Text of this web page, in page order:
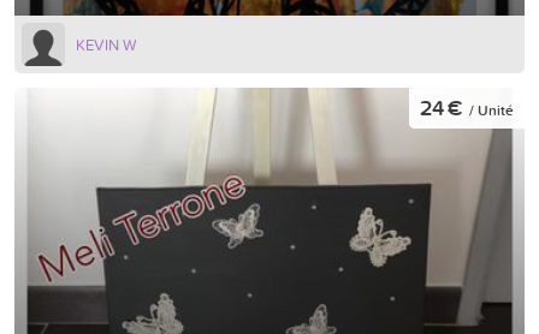
KEVIN W
24 € / Unité